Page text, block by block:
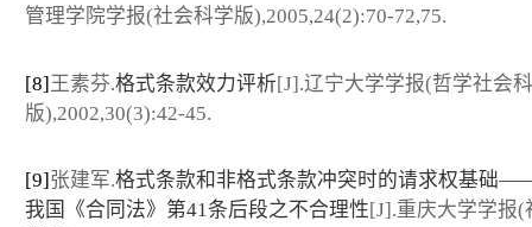
管理学院学报(社会科学版),2005,24(2):70-72,75.
[8]王素芬.格式条款效力评析[J].辽宁大学学报(哲学社会
版),2002,30(3):42-45.
[9] 张建军.格式条款和非格式条款冲突时的请求权基础
我国《合同法》第41条后段之不合理性[J].重庆大学学报(